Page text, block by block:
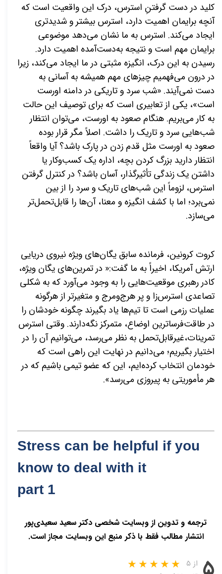
کلید در دست گرفتنِ استرس، درک این واقعیت است که
آنچه برایمان اهمیت دارد، استرس بیشتر و شدیدتری
ایجاد می‌کند. استرس به ما نشان می‌دهد موضوعی
برایمان مهم است و نتیجه به‌دست‌آمده اهمیت دارد.
رسیدن به این درک، انگیزه مثبتی در ما ایجاد می‌کند، زیرا
در درون می‌فهمیم چیزهای مهم همیشه به آسانی به
دست نمی‌آیند. «شب سرد و تاریکی در دامنه اورست
است»، یکی از تعابیری است که برای توصیف این حالت
به کار می‌بریم. هنگام صعود به اورست، می‌توان انتظار
شب‌هایی سرد و تاریک را داشت. اصلاً مگر قرار بوده
صعود به اورست مثل قدم زدن در پارک باشد؟ آیا واقعاً
انتظار دارید بزرگ کردن بچه، اداره یک کسب‌وکار یا
داشتن یک زندگی تأثیرگذار، آسان باشد؟ در کنترل گرفتن
استرس، لزوماً این شب‌های تاریک و سرد را از بین
نمی‌برد؛ اما با کشف انگیزه و معنا، آن‌ها را قابل‌تحمل‌تر
می‌سازد.
کروت کرونین، فرمانده سابق یگان‌های ویژه نیروی دریایی
ارتش آمریکا، اخیراً به ما گفت:« در تمرین‌های یگان ویژه،
کادر رهبری موقعیت‌هایی را به وجود می‌آورد که به شکلی
تصاعدی استرس‌زا و پر هرج‌ومرج و متغیرتر از هرگونه
عملیات رزمی است تا تیم‌ها یاد بگیرند چگونه خودشان را
در طاقت‌فرساترین اوضاع، متمرکز نگه‌دارند. وقتی استرس
تمرینات،غیرقابل‌تحمل به نظر می‌رسد، می‌توانیم آن را در
اختیار بگیریم؛ می‌دانیم در نهایت این راهی است که
خودمان انتخاب کرده‌ایم، این که عضو تیمی باشیم که در
هر مأموریتی به پیروزی می‌رسد».
Stress can be helpful if you
know to deal with it
part 1
ترجمه و تدوین از وبسایت شخصی دکتر سعید سعیدی‌پور
انتشار مطالب فقط با ذکر منبع این وبسایت مجاز است.
از ۵